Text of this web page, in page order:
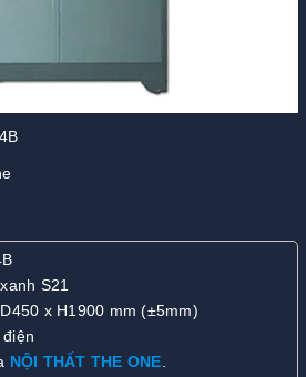
S21
x H1900 mm (±5mm)
NỘI THẤT THE ONE.